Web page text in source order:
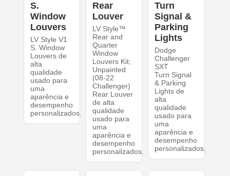
S.
Window
Louvers
LV Style V1
S. Window
Louvers de
alta
qualidade
usado para
uma
aparência e
desempenho
personalizados.
Rear
Louver
LV Style™
Rear and
Quarter
Window
Louvers Kit;
Unpainted
(08-22
Challenger)
Rear Louver
de alta
qualidade
usado para
uma
aparência e
desempenho
personalizados.
Turn
Signal &
Parking
Lights
Dodge
Challenger
SXT
Turn Signal
& Parking
Lights de
alta
qualidade
usado para
uma
aparência e
desempenho
personalizados.